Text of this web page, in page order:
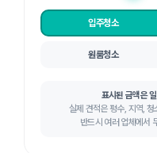
입주청소
원룸청소
표시된 금액은
실제 견적은 평수, 지역, 청
반드시 여러 업체에서